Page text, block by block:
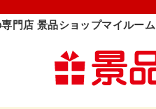
門店 景品ショップマイルーム